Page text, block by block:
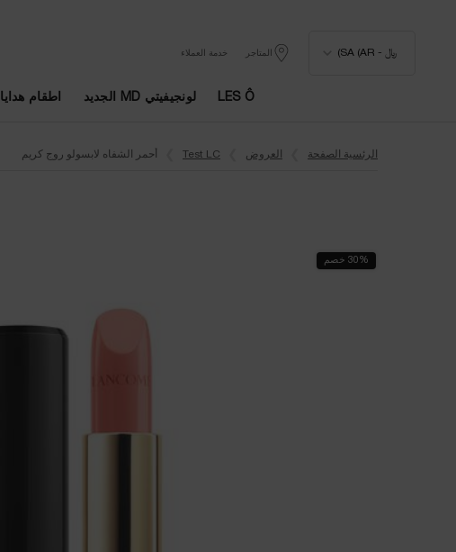
﷼ - SA (AR) المتاجر خدمة العملاء
LES Ô لونجيفيتي MD الجديد اطقام هدايا
الرئسية الصفحة العروض Test LC أحمر الشفاه لابسولو روج كريم
30% خصم